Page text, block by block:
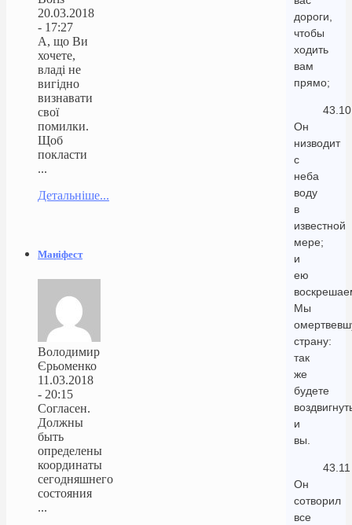
дороги,
чтобы
ходить
вам
прямо;
43.10
Он
низводит
с
неба
воду
в
известной
мере;
и
ею
Мы
страну:
так
же
будете
и
вы.
43.11
Он
сотворил
все
20.03.2018
- 17:27
А, що Ви
хочете,
владі не
вигідно
визнавати
свої
помилки.
Щоб
покласти
...
Детальніше...
Маніфест
Володимир
Єрьоменко
11.03.2018
- 20:15
Согласен.
Должны
быть
определены
координаты
сегодняшнего
состояния
...